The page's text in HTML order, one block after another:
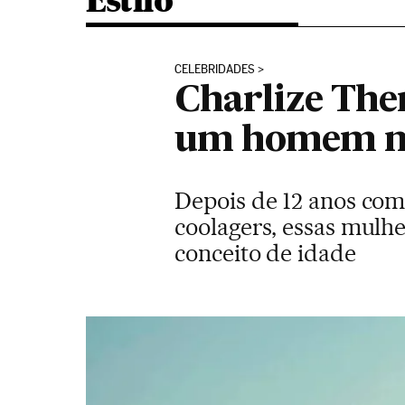
CELEBRIDADES
Charlize
um homem
Depois de 12 anos
coolagers, essas
conceito de idade